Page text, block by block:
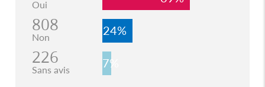
Oui
808
Non 24%
226
Sans avis 7%